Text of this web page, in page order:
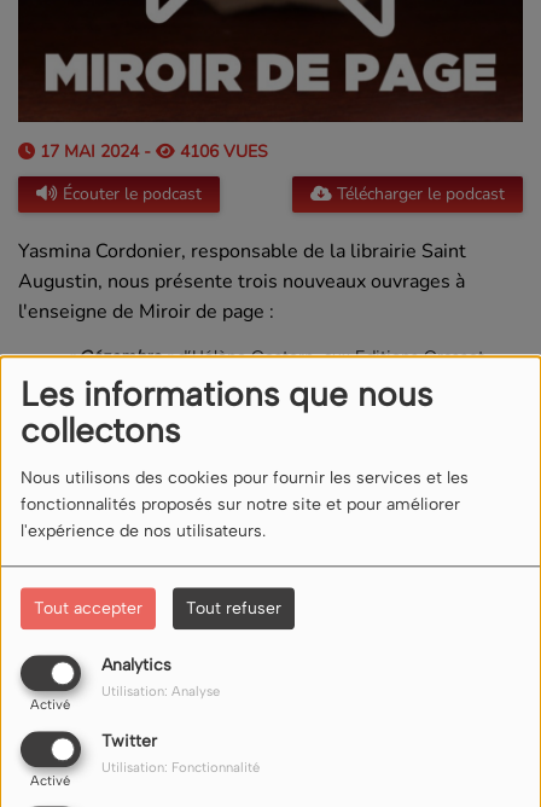
Les informations que nous
collectons
Nous utilisons des cookies pour fournir les services et les
fonctionnalités proposés sur notre site et pour améliorer
l'expérience de nos utilisateurs.
Tout accepter Tout refuser
Analytics
Activé
Utilisation: Analyse
Twitter
Activé
Utilisation: Fonctionnalité
17 MAI 2024 -
4106 VUES
Écouter le podcast
Télécharger le podcast
Yasmina Cordonier, responsable de la librairie Saint
Augustin, nous présente trois nouveaux ouvrages à
l'enseigne de Miroir de page :
« Cézembre »d’Hélène Gestern, aux Editions Grasset
« Une époque en or »
l’Iconoclaste
Commentaires(0)
Connectez-vous pour commenter cet article
SE CONNECTER